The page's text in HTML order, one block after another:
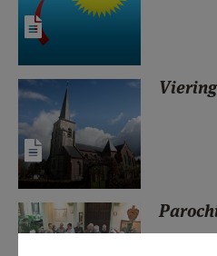
AANMELDEN OF